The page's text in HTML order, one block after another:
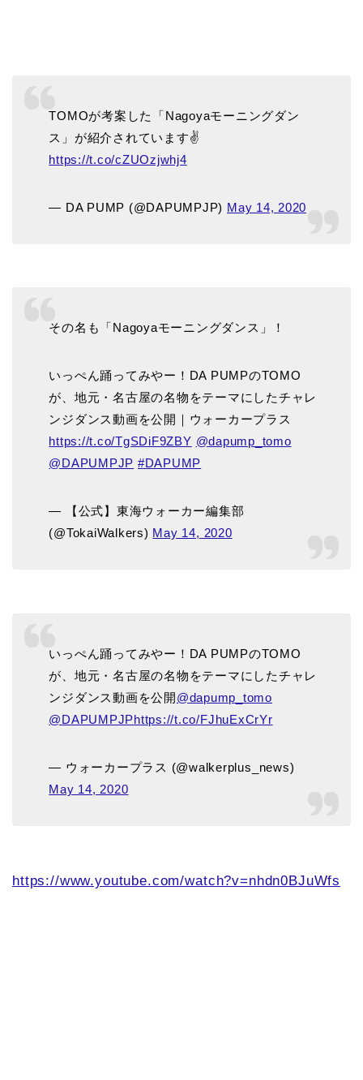
TOMOが考案した「Nagoyaモーニングダン
ス」が紹介されています✌️
https://t.co/cZUOzjwhj4
— DA PUMP (@DAPUMPJP) May 14, 2020
その名も「Nagoyaモーニングダンス」！
いっぺん踊ってみやー！DA PUMPのTOMO
が、地元・名古屋の名物をテーマにしたチャレ
ンジダンス動画を公開｜ウォーカープラス
https://t.co/TgSDiF9ZBY @dapump_tomo
@DAPUMPJP #DAPUMP
— 【公式】東海ウォーカー編集部
(@TokaiWalkers) May 14, 2020
いっぺん踊ってみやー！DA PUMPのTOMO
が、地元・名古屋の名物をテーマにしたチャレ
ンジダンス動画を公開@dapump_tomo
@DAPUMPJPhttps://t.co/FJhuExCrYr
— ウォーカープラス (@walkerplus_news)
May 14, 2020
https://www.youtube.com/watch?v=nhdn0BJuWfs